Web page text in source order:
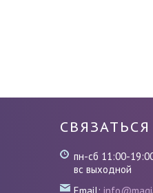
пн-сб 11:00-
вс выходной